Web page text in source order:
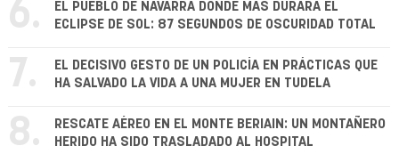
6.
EL PUEBLO DE NAVARRA DONDE MÁS DURARÁ EL
ECLIPSE DE SOL: 87 SEGUNDOS DE OSCURIDAD TOTAL
7.
EL DECISIVO GESTO DE UN POLICÍA EN PRÁCTICAS QUE
HA SALVADO LA VIDA A UNA MUJER EN TUDELA
8.
RESCATE AÉREO EN EL MONTE BERIAIN: UN MONTAÑERO
HERIDO HA SIDO TRASLADADO AL HOSPITAL